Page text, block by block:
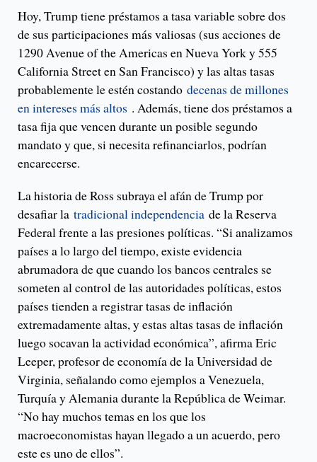
Hoy, Trump tiene préstamos a tasa variable sobre dos
de sus participaciones más valiosas (sus acciones de
1290 Avenue of the Americas en Nueva York y 555
California Street en San Francisco) y las altas tasas
probablemente le estén costando decenas de millones
en intereses más altos . Además, tiene dos préstamos a
tasa fija que vencen durante un posible segundo
mandato y que, si necesita refinanciarlos, podrían
encarecerse.
La historia de Ross subraya el afán de Trump por
desafiar la tradicional independencia de la Reserva
Federal frente a las presiones políticas. “Si analizamos
países a lo largo del tiempo, existe evidencia
abrumadora de que cuando los bancos centrales se
someten al control de las autoridades políticas, estos
países tienden a registrar tasas de inflación
extremadamente altas, y estas altas tasas de inflación
luego socavan la actividad económica”, afirma Eric
Leeper, profesor de economía de la Universidad de
Virginia, señalando como ejemplos a Venezuela,
Turquía y Alemania durante la República de Weimar.
“No hay muchos temas en los que los
macroeconomistas hayan llegado a un acuerdo, pero
este es uno de ellos”.